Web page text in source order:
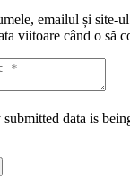
emailul și site-
viitoare când o să
data is